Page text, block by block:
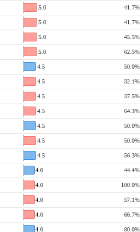
5.0 41.7%
5.0 41.7%
5.0 45.5%
5.0 62.5%
4.5 50.0%
4.5 32.1%
4.5 37.5%
4.5 64.3%
4.5 50.0%
4.5 50.0%
4.5 56.3%
4.0 44.4%
4.0 100.0%
4.0 57.1%
4.0 66.7%
4.0 80.0%